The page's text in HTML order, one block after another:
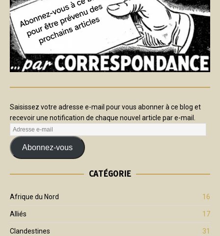
Saisissez votre adresse e-mail pour vous abonner à ce blog et
recevoir une notification de chaque nouvel article par e-mail.
Abonnez-vous
CATÉGORIE
Afrique du Nord 16
Alliés 17
Clandestines 31